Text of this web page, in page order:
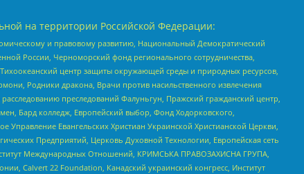
на территории Российской Федерации:
и правовому развитию, Национальный Демократический
России, Черноморский фонд регионального сотрудничества,
центр защиты окружающей среды и природных ресурсов,
Родники дракона, Врачи против насильственного извлечения
преследований Фалуньгун, Пражский гражданский центр,
Бард колледж, Европейский выбор, Фонд Ходорковского,
Евангельских Христиан Украинской Христианской Церкви,
Предприятий, Церковь Духовной Технологии, Европейская сеть
Международных Отношений, КРИМСЬКА ПРАВОЗАХИСНА ГРУПА,
Calvert 22 Foundation, Канадский украинский конгресс, Институт